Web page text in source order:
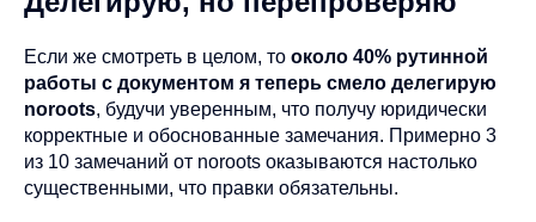
Если же смотреть в целом, то около 40% рутинной
работы с документом я теперь смело делегирую
noroots, будучи уверенным, что получу юридически
корректные и обоснованные замечания. Примерно 3
из 10 замечаний от noroots оказываются настолько
существенными, что правки обязательны.